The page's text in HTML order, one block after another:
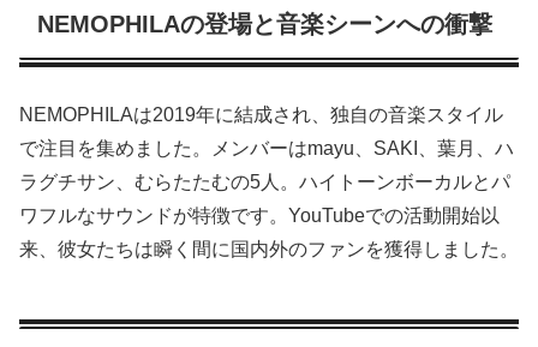
NEMOPHILAの登場と音楽シーンへの衝撃
NEMOPHILAは2019年に結成され、独自の音楽スタイル
で注目を集めました。メンバーはmayu、SAKI、葉月、ハ
ラグチサン、むらたたむの5人。ハイトーンボーカルとパ
ワフルなサウンドが特徴です。YouTubeでの活動開始以
来、彼女たちは瞬く間に国内外のファンを獲得しました。